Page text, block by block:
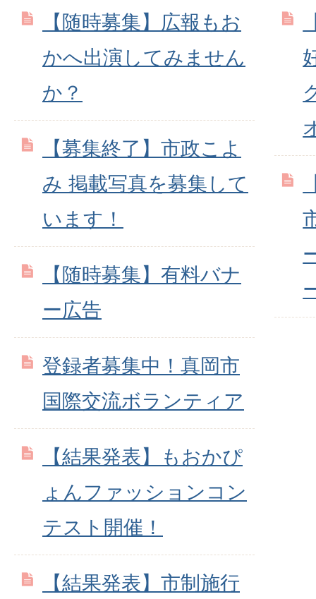
【随時募集】広報もお
かへ出演してみません
か？
【募集終了】市政こよ
み 掲載写真を募集して
います！
【随時募集】有料バナ
ー広告
登録者募集中！真岡市
国際交流ボランティア
【結果発表】もおかぴ
ょんファッションコン
テスト開催！
【結果発表】市制施行